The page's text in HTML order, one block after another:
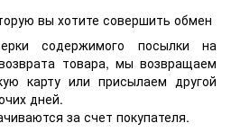
вы хотите совершить обмен
содержимого посылки на
товара, мы возвращаем
карту или присылаем другой
дней.
за счет покупателя.